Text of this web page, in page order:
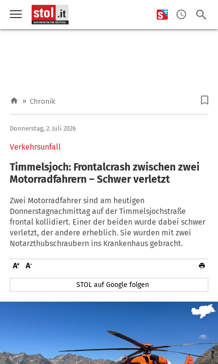
» Chronik
Verkehrsunfall
Donnerstag, 2. Juli 2026
Timmelsjoch: Frontalcrash zwischen zwei
Motorradfahrern – Schwer verletzt
Zwei Motorradfahrer sind am heutigen
Donnerstagnachmittag auf der Timmelsjochstraße
frontal kollidiert. Einer der beiden wurde dabei schwer
verletzt, der andere erheblich. Sie wurden mit zwei
Notarzthubschraubern ins Krankenhaus gebracht.
STOL auf Google folgen